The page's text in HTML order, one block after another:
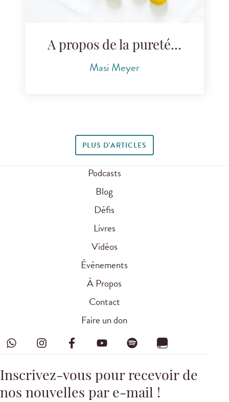
A propos de la pureté…
Masi Meyer
PLUS D'ARTICLES
Podcasts
Blog
Défis
Livres
Vidéos
Événements
À Propos
Contact
Faire un don
Inscrivez-vous pour recevoir de
nos nouvelles par e-mail !